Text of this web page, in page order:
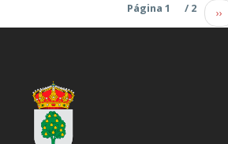
Página 1 / 2 ››